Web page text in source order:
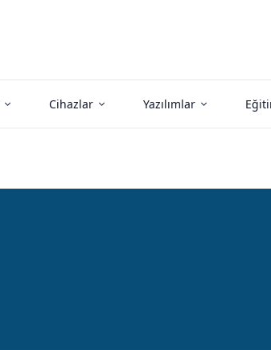
Cihazlar Yazılımlar